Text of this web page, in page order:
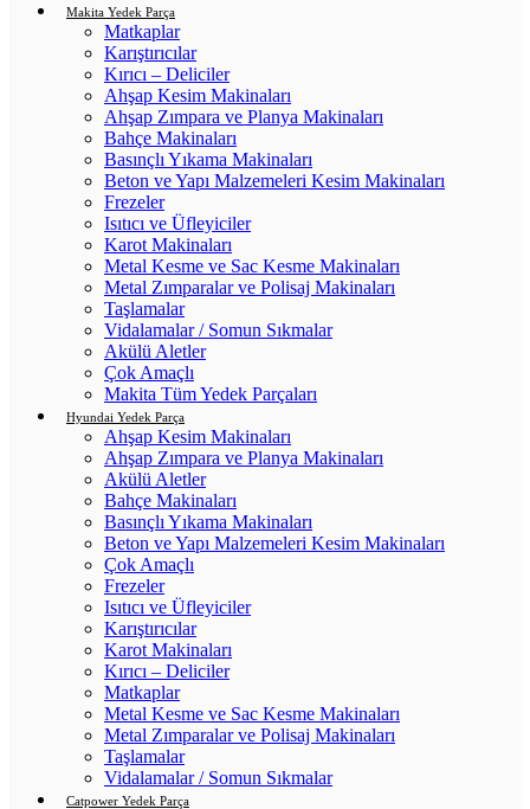
Makita Yedek Parça
Matkaplar
Karıştırıcılar
Kırıcı – Deliciler
Ahşap Kesim Makinaları
Ahşap Zımpara ve Planya Makinaları
Bahçe Makinaları
Basınçlı Yıkama Makinaları
Beton ve Yapı Malzemeleri Kesim Makinaları
Frezeler
Isıtıcı ve Üfleyiciler
Karot Makinaları
Metal Kesme ve Sac Kesme Makinaları
Metal Zımparalar ve Polisaj Makinaları
Taşlamalar
Vidalamalar / Somun Sıkmalar
Akülü Aletler
Çok Amaçlı
Makita Tüm Yedek Parçaları
Hyundai Yedek Parça
Ahşap Kesim Makinaları
Ahşap Zımpara ve Planya Makinaları
Akülü Aletler
Bahçe Makinaları
Basınçlı Yıkama Makinaları
Beton ve Yapı Malzemeleri Kesim Makinaları
Çok Amaçlı
Frezeler
Isıtıcı ve Üfleyiciler
Karıştırıcılar
Karot Makinaları
Kırıcı – Deliciler
Matkaplar
Metal Kesme ve Sac Kesme Makinaları
Metal Zımparalar ve Polisaj Makinaları
Taşlamalar
Vidalamalar / Somun Sıkmalar
Catpower Yedek Parça